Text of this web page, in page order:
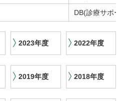
DB(診療サポ
2023年度 2022年度
2019年度 2018年度